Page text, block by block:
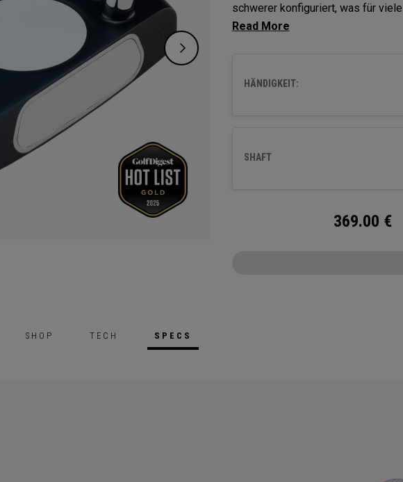
schwerer konfiguriert, was für
geeignet ist. Beide neuen Modelle
getroffenen Schlägen. So enden
HÄNDIGKEIT:
SHAFT
369.00 €
SHOP TECH SPECS